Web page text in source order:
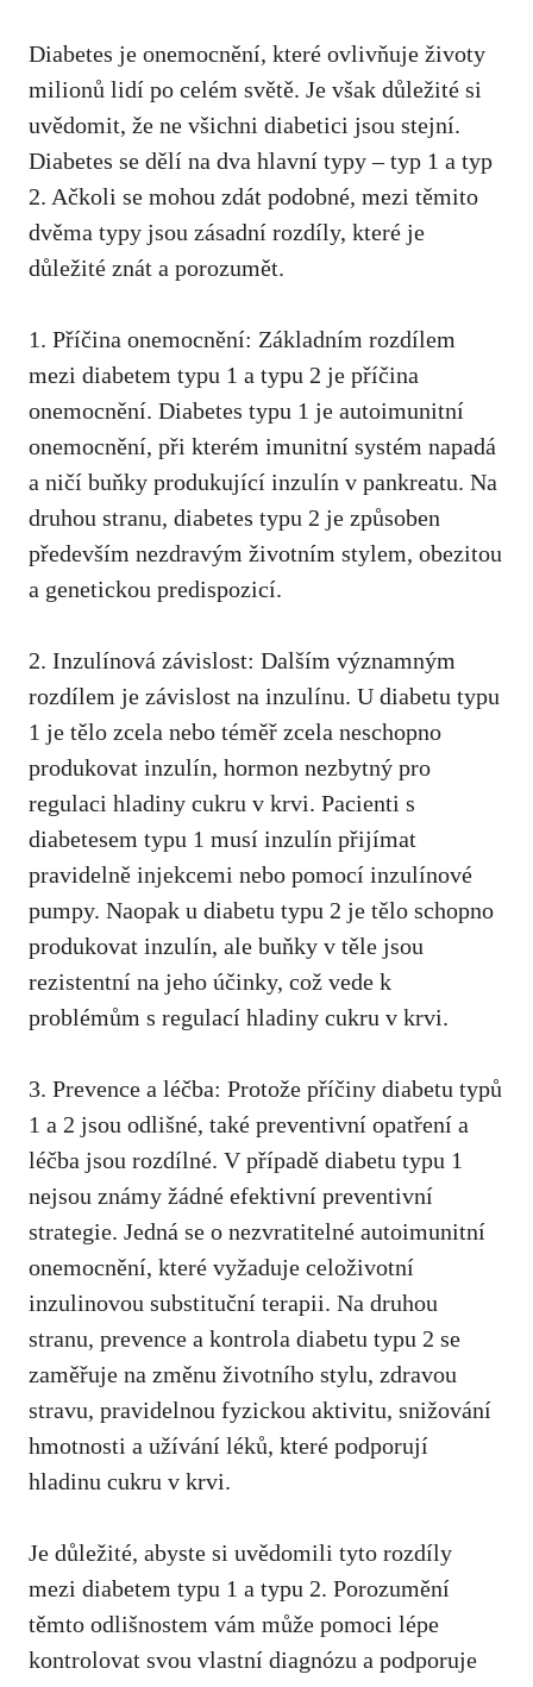
Diabetes ‍je onemocnění, ⁢které ovlivňuje životy
milionů lidí ⁤po celém světě. ‍Je však‍ důležité si
uvědomit, že ne ⁤všichni diabetici jsou stejní.
Diabetes se‌ dělí na dva ‍hlavní typy – typ 1 a typ
2. Ačkoli se mohou zdát podobné, ⁤mezi těmito
dvěma typy ⁣jsou zásadní rozdíly, které je
důležité znát a porozumět.
1. Příčina onemocnění: ​Základním rozdílem
mezi diabetem typu ⁤1 a typu 2 je příčina
onemocnění. Diabetes typu 1 je autoimunitní
onemocnění, při ‍kterém imunitní systém ‌napadá
a ničí buňky produkující inzulín⁢ v pankreatu. Na
‌druhou stranu, diabetes typu 2 je způsoben
především nezdravým životním‍ stylem, obezitou
a genetickou predispozicí.
2. Inzulínová‌ závislost: Dalším významným​
rozdílem je závislost na inzulínu. U diabetu typu
1 je tělo zcela nebo téměř zcela neschopno
produkovat inzulín, hormon nezbytný ⁢pro
regulaci hladiny cukru v krvi. Pacienti s
diabetesem typu 1 musí inzulín přijímat
pravidelně‍ injekcemi‍ nebo pomocí inzulínové
pumpy. Naopak‍ u diabetu typu 2 ​je tělo schopno
produkovat inzulín, ale buňky⁣ v těle jsou
rezistentní na jeho účinky, což vede k
‍problémům s regulací hladiny cukru v krvi.
3.⁢ Prevence a léčba: Protože příčiny diabetu typů
1⁣ a 2 jsou odlišné, také preventivní ​opatření a
léčba jsou⁣ rozdílné. V ‍případě diabetu ​typu 1
nejsou ⁢známy žádné efektivní preventivní⁢
strategie. Jedná se o nezvratitelné autoimunitní
onemocnění, ⁤které vyžaduje celoživotní
inzulinovou substituční terapii.‌ Na druhou
stranu, prevence a kontrola ‌diabetu typu 2 se‍
zaměřuje na změnu životního ⁤stylu, ‍zdravou
stravu, pravidelnou fyzickou aktivitu, snižování
hmotnosti ⁢a užívání léků,​ které podporují
⁤hladinu‌ cukru v⁣ krvi.
Je ‌důležité, abyste si uvědomili tyto⁣ rozdíly
mezi diabetem typu 1 ​a typu 2. Porozumění
těmto odlišnostem vám může pomoci ⁤lépe
kontrolovat svou vlastní diagnózu‍ a podporuje​